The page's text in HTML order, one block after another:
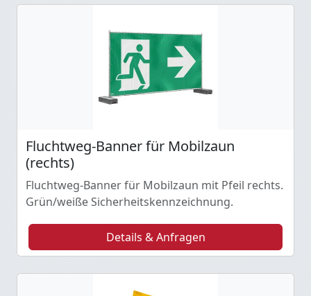
Fluchtweg-Banner für Mobilzaun
(rechts)
Fluchtweg-Banner für Mobilzaun mit Pfeil rechts.
Grün/weiße Sicherheitskennzeichnung.
Details & Anfragen